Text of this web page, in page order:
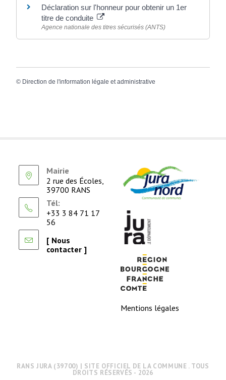
Déclaration sur l'honneur pour obtenir un 1er
titre de conduite
Agence nationale des titres sécurisés (ANTS)
© Direction de l'information légale et administrative
Mairie
2 rue des Écoles,
39700 RANS
Tél:
+33 3 84 71 17
56
[ Nous
contacter ]
Mentions légales
RANS JURA (39700) | SITE OFFICIEL DE LA COMMUNE . TOUS
DROITS RÉSERVÉS - 2026